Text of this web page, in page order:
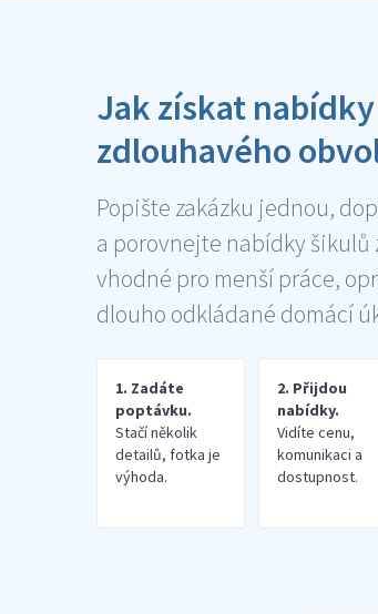
Jak získat
zdlouhavého
Popište zakázku jednou,
a porovnejte nabídky šikulů
vhodné pro menší práce,
dlouho odkládané domácí
1. Zadáte
poptávku.
Stačí několik
detailů, fotka je
výhoda.
2. Přijdou
nabídky.
Vidíte cenu,
komunikaci a
dostupnost.